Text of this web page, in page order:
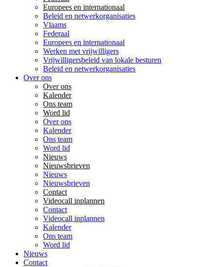
Europees en internationaal
Beleid en netwerkorganisaties
Vlaams
Federaal
Europees en internationaal
Werken met vrijwilligers
Vrijwilligersbeleid van lokale besturen
Beleid en netwerkorganisaties
Over ons
Over ons
Kalender
Ons team
Word lid
Over ons
Kalender
Ons team
Word lid
Nieuws
Nieuwsbrieven
Nieuws
Nieuwsbrieven
Contact
Videocall inplannen
Contact
Videocall inplannen
Kalender
Ons team
Word lid
Nieuws
Contact